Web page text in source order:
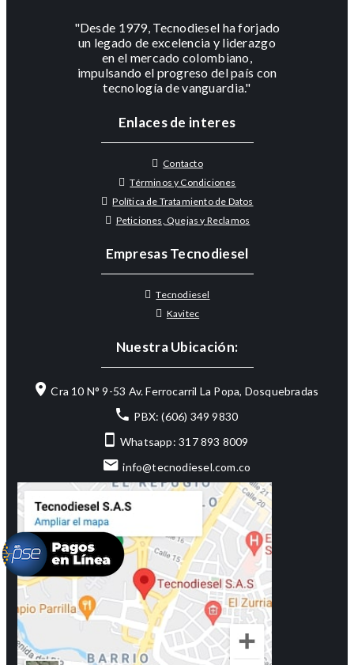
"Desde 1979, Tecnodiesel ha forjado
un legado de excelencia y liderazgo
en el mercado colombiano,
impulsando el progreso del país con
tecnología de vanguardia."
Enlaces de interes
Contacto
Términos y Condiciones
Política de Tratamiento de Datos
Peticiones, Quejas y Reclamos
Empresas Tecnodiesel
Tecnodiesel
Kavitec
Nuestra Ubicación:
Cra 10 N° 9-53 Av. Ferrocarril La Popa, Dosquebradas
PBX: (606) 349 9830
Whatsapp: 317 893 8009
info@tecnodiesel.com.co